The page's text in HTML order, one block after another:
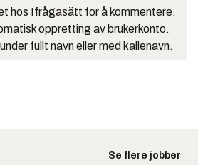
hos Ifrågasätt for å kommentere.
oppretting av brukerkonto.
fullt navn eller med kallenavn.
Se flere jobber